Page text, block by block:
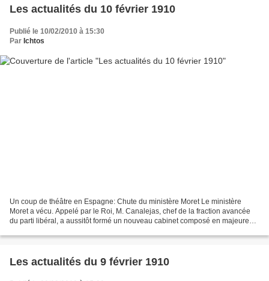
Les actualités du 10 février 1910
Publié le 10/02/2010 à 15:30
Par Ichtos
Un coup de théâtre en Espagne: Chute du ministère Moret Le ministère
Moret a vécu. Appelé par le Roi, M. Canalejas, chef de la fraction avancée
du parti libéral, a aussitôt formé un nouveau cabinet composé en majeure
Les actualités du 9 février 1910